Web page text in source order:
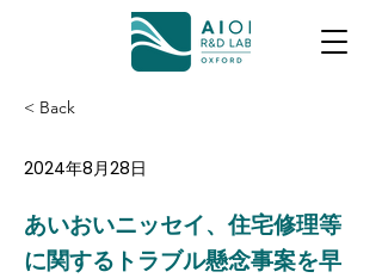
< Back
2024年8月28日
あいおいニッセイ、住宅修理等
に関するトラブル懸念事案を早